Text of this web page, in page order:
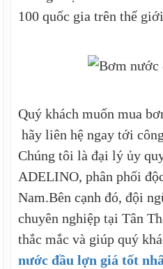
100 quốc gia trên thế
Quý khách muốn mua
hãy liên hệ ngay tới
Chúng tôi là đại lý ủy
ADELINO, phân phối
Nam.Bên cạnh đó, đội
chuyên nghiệp tại Tân
thắc mắc và giúp quý
nước đầu lợn giá tốt